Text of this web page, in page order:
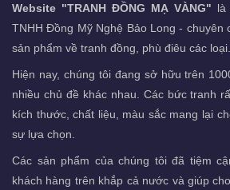
Website "TRANH ĐỒNG MẠ VÀNG" là
TNHH Đồng Mỹ Nghệ Bảo Long - chuyên
sản phẩm về tranh đồng, phù điêu các loại.
Hiện nay, chúng tôi đang sở hữu trên
nhiều chủ đề khác nhau. Các bức tranh
kích thước, chất liệu, màu sắc mang lại
sự lựa chọn.
Các sản phẩm của chúng tôi đã tiệm
khách hàng trên khắp cả nước và giúp